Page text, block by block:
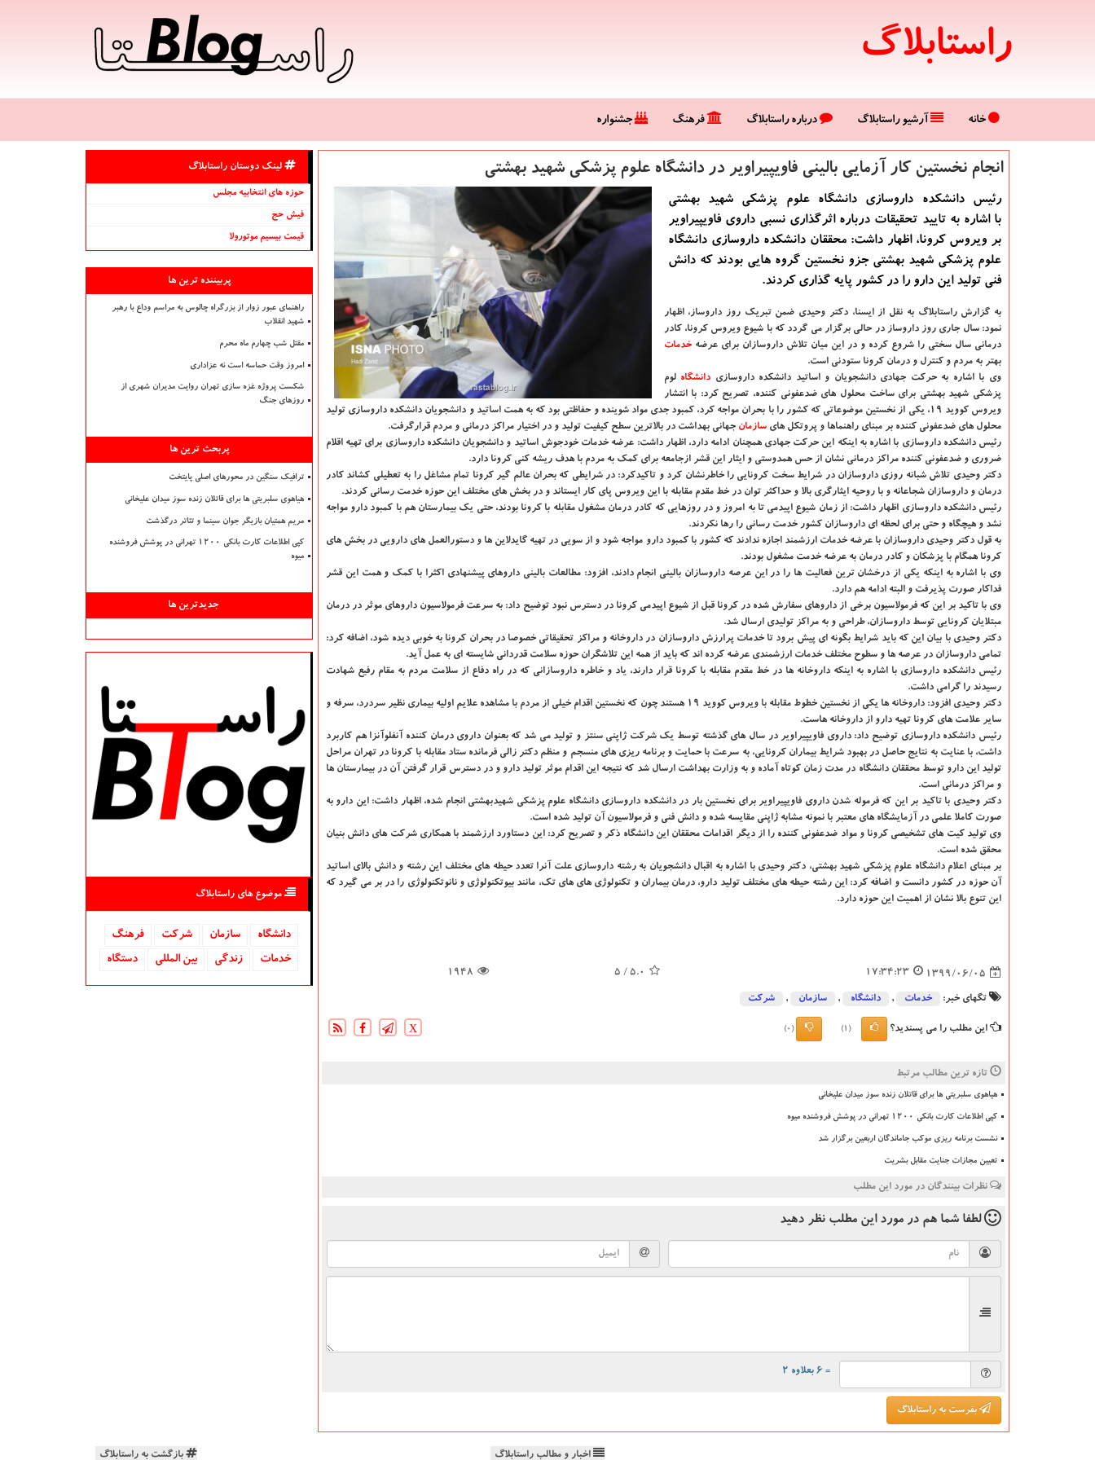
راستابلاگ
خانه آرشیو راستابلاگ درباره راستابلاگ فرهنگ جشنواره
انجام نخستین كار آزمایی بالینی فاویپیراویر در دانشگاه علوم پزشكی شهید بهشتی
رئیس دانشكده داروسازی دانشگاه علوم پزشكی شهید بهشتی
با اشاره به تایید تحقیقات درباره اثرگذاری نسبی داروی فاویپیراویر
بر ویروس كرونا، اظهار داشت: محققان دانشكده داروسازی دانشگاه
علوم پزشكی شهید بهشتی جزو نخستین گروه هایی بودند كه دانش
فنی تولید این دارو را در كشور پایه گذاری كردند.
به گزارش راستابلاگ به نقل از ایسنا،دکتر وحیدی ضمن تبریک روز داروساز، اظهار
نمود: سال جاری روز داروساز در حالی برگزار می گردد که با شیوع ویروس کرونا، کادر
درمانی سال سختی را شروع کرده و در این میان تلاش داروسازان برای عرضهخدمات
بهتر به مردم و کنترل و درمان کرونا ستودنی است.
وی با اشاره به حرکت جهادی دانشجویان و اساتید دانشکده داروسازی دانشگاه‌ لوم
پزشکی شهید بهشتی برای ساخت محلول های ضدعفونی کننده، تصریح کرد: با انتشار
ویروس کووید ۱۹، یکی از نخستین موضوعاتی که کشور را با بحران مواجه کرد، کمبود جدی مواد شوینده و حفاظتی بود که به همت اساتید و دانشجویان دانشکده داروسازی تولید
محلول های ضدعفونی کننده بر مبنای راهنماها و پروتکل های سازمان جهانی بهداشت در بالاترین سطح کیفیت تولید و در اختیار مراکز درمانی و مردم قرارگرفت.
رئیس دانشکده داروسازی با اشاره به اینکه این حرکت جهادی همچنان ادامه دارد، اظهار داشت: عرضه خدمات خودجوش اساتید و دانشجویان دانشکده داروسازی برای تهیه اقلام
ضروری و ضدعفونی کننده مراکز درمانی نشان از حس همدوستی و ایثار این قشر ازجامعه برای کمک به مردم با هدف ریشه کنی کرونا دارد.
دکتر وحیدی تلاش شبانه روزی داروسازان در شرایط سخت کرونایی را خاطرنشان کرد و تاکیدکرد: در شرایطی که بحران عالم گیر کرونا تمام مشاغل را به تعطیلی کشاند کادر
درمان و داروسازان شجاعانه و با روحیه ایثارگری بالا و حداکثر توان در خط مقدم مقابله با این ویروس پای کار ایستاند و در بخش های مختلف این حوزه خدمت رسانی کردند.
رئیس دانشکده داروسازی اظهار داشت: از زمان شیوع اپیدمی تا به امروز و در روزهایی که کادر درمان مشغول مقابله با کرونا بودند، حتی یک بیمارستان هم با کمبود دارو مواجه
نشد و هیچگاه و حتی برای لحظه ای داروسازان کشور خدمت رسانی را رها نکردند.
به قول دکتر وحیدی داروسازان با عرضه خدمات ارزشمند اجازه ندادند که کشور با کمبود دارو مواجه شود و از سویی در تهیه گایدلاین ها و دستورالعمل های دارویی در بخش های
کرونا همگام با پزشکان و کادر درمان به عرضه خدمت مشغول بودند.
وی با اشاره به اینکه یکی از درخشان ترین فعالیت ها را در این عرصه داروسازان بالینی انجام دادند، افزود: مطالعات بالینی داروهای پیشنهادی اکثرا با کمک و همت این قشر
فداکار صورت پذیرفت و البته ادامه هم دارد.
وی با تاکید بر این که فرمولاسیون برخی از داروهای سفارش شده در کرونا قبل از شیوع اپیدمی کرونا در دسترس نبود توضیح داد: به سرعت فرمولاسیون داروهای موثر در درمان
مبتلایان کرونایی توسط داروسازان، طراحی و به مراکز تولیدی ارسال شد.
دکتر وحیدی با بیان این که باید شرایط بگونه ای پیش برود تا خدمات پرارزش داروسازان در داروخانه و مراکز تحقیقاتی خصوصا در بحران کرونا به خوبی دیده شود، اضافه کرد:
تمامی داروسازان در عرصه ها و سطوح مختلف خدمات ارزشمندی عرضه کرده اند که باید از همه این تلاشگران حوزه سلامت قدردانی شایسته ای به عمل آید.
رئیس دانشکده داروسازی با اشاره به اینکه داروخانه ها در خط مقدم مقابله با کرونا قرار دارند، یاد و خاطره داروسازانی که در راه دفاع از سلامت مردم به مقام رفیع شهادت
رسیدند را گرامی داشت.
دکتر وحیدی افزود: داروخانه ها یکی از نخستین خطوط مقابله با ویروس کووید ۱۹ هستند چون که نخستین اقدام خیلی از مردم با مشاهده علایم اولیه بیماری نظیر سردرد، سرفه و
سایر علامت های کرونا تهیه دارو از داروخانه هاست.
رئیس دانشکده داروسازی توضیح داد: داروی فاویپیراویر در سال های گذشته توسط یک شرکت ژاپنی سنتز و تولید می شد که بعنوان داروی درمان کننده آنفلوآنزا هم کاربرد
داشت، با عنایت به نتایج حاصل در بهبود شرایط بیماران کرونایی، به سرعت با حمایت و برنامه ریزی های منسجم و منظم دکتر زالی فرمانده ستاد مقابله با کرونا در تهران مراحل
تولید این دارو توسط محققان دانشگاه در مدت زمان کوتاه آماده و به وزارت بهداشت ارسال شد که نتیجه این اقدام موثر تولید دارو و در دسترس قرار گرفتن آن در بیمارستان ها
و مراکز درمانی است.
دکتر وحیدی با تاکید بر این که فرموله شدن داروی فاویپیراویر برای نخستین بار در دانشکده داروسازی دانشگاه علوم پزشکی شهیدبهشتی انجام شده، اظهار داشت: این دارو به
صورت کاملا علمی در آزمایشگاه های معتبر با نمونه مشابه ژاپنی مقایسه شده و دانش فنی و فرمولاسیون آن تولید شده است.
وی تولید کیت های تشخیصی کرونا و مواد ضدعفونی کننده را از دیگر اقدامات محققان این دانشگاه ذکر و تصریح کرد: این دستاورد ارزشمند با همکاری شرکت های دانش بنیان
محقق شده است.
بر مبنای اعلام دانشگاه علوم پزشکی شهید بهشتی، دکتر وحیدی با اشاره به اقبال دانشجویان به رشته داروسازی علت آنرا تعدد حیطه های مختلف این رشته و دانش بالای اساتید
آن حوزه در کشور دانست و اضافه کرد: این رشته حیطه های مختلف تولید دارو، درمان بیماران و تکنولوژی های های تک، مانند بیوتکنولوژی و نانوتکنولوژی را در بر می گیرد که
این تنوع بالا نشان از اهمیت این حوزه دارد.
1399/06/05
17:34:23
5.0
/ 5
1948
تگهای خبر: خدمات , دانشگاه‌ , سازمان , شركت
این مطلب را می پسندید؟ (1)
(0)
X
تازه ترین مطالب مرتبط
هیاهوی سلبریتی ها برای قاتلان زنده سوز میدان علیخانی
کپی اطلاعات کارت بانکی ۱۲۰۰ تهرانی در پوشش فروشنده میوه
نشست برنامه ریزی موکب جاماندگان اربعین برگزار شد
تعیین مجازات جنایت مقابل بشریت
نظرات بینندگان در مورد این مطلب
لطفا شما هم در مورد این مطلب نظر دهید
= ۶ بعلاوه ۲
بفرست به راستابلاگ
لینک دوستان راستابلاگ
حوزه های انتخابیه مجلس
فیش حج
قیمت بیسیم موتورولا
پربیننده ترین ها
راهنمای عبور زوار از بزرگراه چالوس به مراسم وداع با رهبر
شهید انقلاب
مقتل شب چهارم ماه محرم
امروز وقت حماسه است نه عزاداری
شکست پروژه غزه سازی تهران روایت مدیران شهری از
روزهای جنگ
پربحث ترین ها
ترافیک سنگین در محورهای اصلی پایتخت
هیاهوی سلبریتی ها برای قاتلان زنده سوز میدان علیخانی
مریم همتیان بازیگر جوان سینما و تئاتر درگذشت
کپی اطلاعات کارت بانکی ۱۲۰۰ تهرانی در پوشش فروشنده
میوه
جدیدترین ها
موضوع های راستابلاگ
دانشگاه‌ سازمان شركت
فرهنگ
خدمات
زندگی بین المللی دستگاه
اخبار و مطالب راستابلاگ بازگشت به راستابلاگ